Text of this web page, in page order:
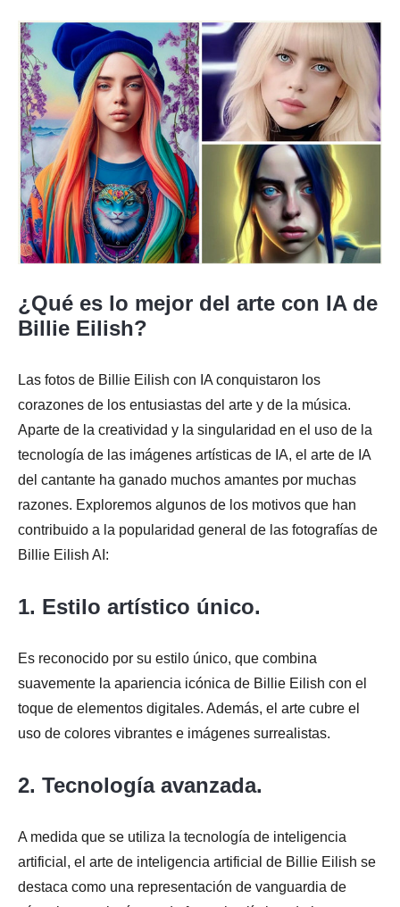
¿Qué es lo mejor del arte con IA de
Billie Eilish?
Las fotos de Billie Eilish con IA conquistaron los
corazones de los entusiastas del arte y de la música.
Aparte de la creatividad y la singularidad en el uso de la
tecnología de las imágenes artísticas de IA, el arte de IA
del cantante ha ganado muchos amantes por muchas
razones. Exploremos algunos de los motivos que han
contribuido a la popularidad general de las fotografías de
Billie Eilish AI:
1. Estilo artístico único.
Es reconocido por su estilo único, que combina
suavemente la apariencia icónica de Billie Eilish con el
toque de elementos digitales. Además, el arte cubre el
uso de colores vibrantes e imágenes surrealistas.
2. Tecnología avanzada.
A medida que se utiliza la tecnología de inteligencia
artificial, el arte de inteligencia artificial de Billie Eilish se
destaca como una representación de vanguardia de